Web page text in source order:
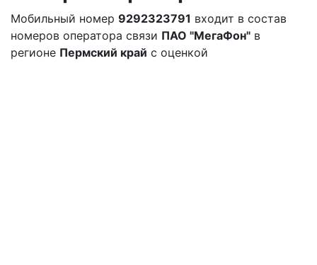
Мобильный номер 9292323791 входит в состав
номеров оператора связи ПАО "МегаФон" в
регионе Пермский край с оценкой